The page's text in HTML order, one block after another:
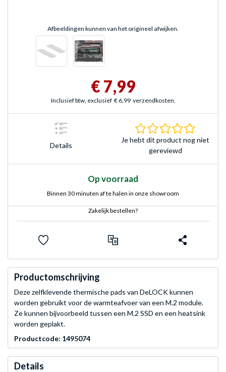
Afbeeldingen kunnen van het origineel afwijken.
€ 7,99
Inclusief btw, exclusief € 6,99 verzendkosten.
Details
Je hebt dit product nog niet
gereviewd
Op voorraad
Binnen 30 minuten af te halen in onze showroom
Zakelijk bestellen?
Productomschrijving
Deze zelfklevende thermische pads van DeLOCK kunnen
worden gebruikt voor de warmteafvoer van een M.2 module.
Ze kunnen bijvoorbeeld tussen een M.2 SSD en een heatsink
worden geplakt.
Productcode: 1495074
Details